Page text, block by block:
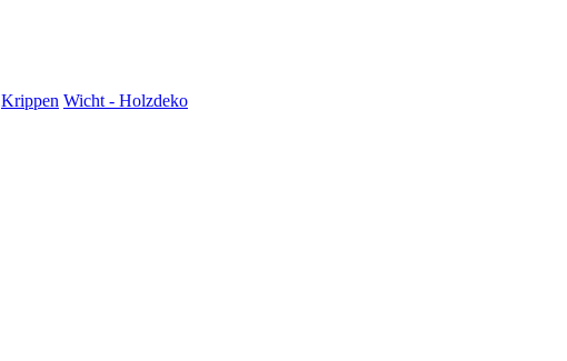
Krippen Wicht - Holzdeko